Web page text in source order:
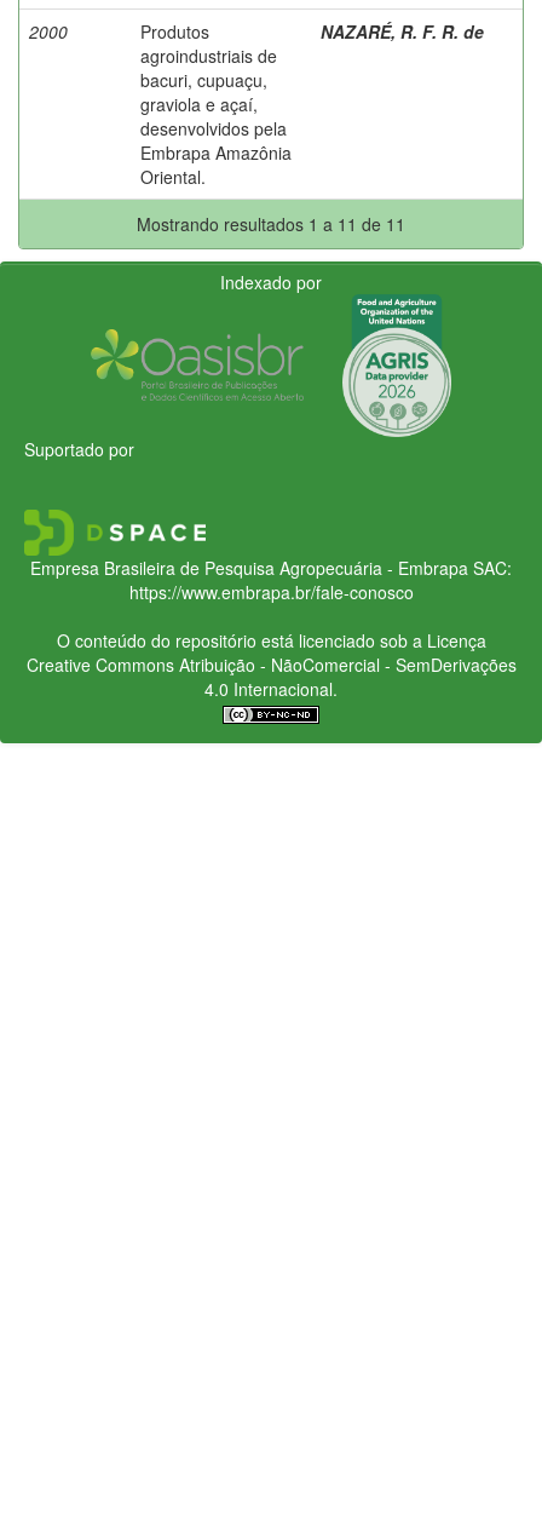
2000
Produtos
agroindustriais de
bacuri, cupuaçu,
graviola e açaí,
desenvolvidos pela
Embrapa Amazônia
Oriental.
NAZARÉ, R. F. R. de
Mostrando resultados 1 a 11 de 11
Indexado por
Suportado por
Empresa Brasileira de Pesquisa Agropecuária - Embrapa SAC:
https://www.embrapa.br/fale-conosco
O conteúdo do repositório está licenciado sob a Licença
Creative CommonsAtribuição - NãoComercial - SemDerivações
4.0 Internacional.